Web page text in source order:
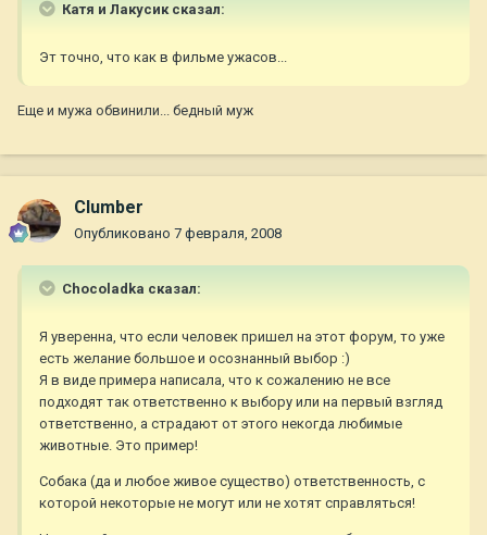
Катя и Лакусик сказал:
Эт точно, что как в фильме ужасов...
Еще и мужа обвинили... бедный муж
Clumber
Опубликовано 7 февраля, 2008
Chocoladka сказал:
Я уверенна, что если человек пришел на этот форум, то уже
есть желание большое и осознанный выбор :)
Я в виде примера написала, что к сожалению не все
подходят так ответственно к выбору или на первый взгляд
ответственно, а страдают от этого некогда любимые
животные. Это пример!
Собака (да и любое живое существо) ответственность, с
которой некоторые не могут или не хотят справляться!